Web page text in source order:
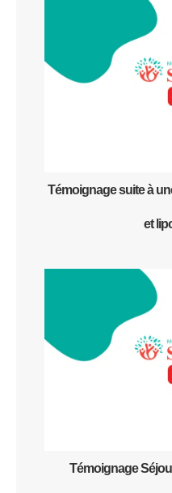
Témoignage suite à
et
Témoignage